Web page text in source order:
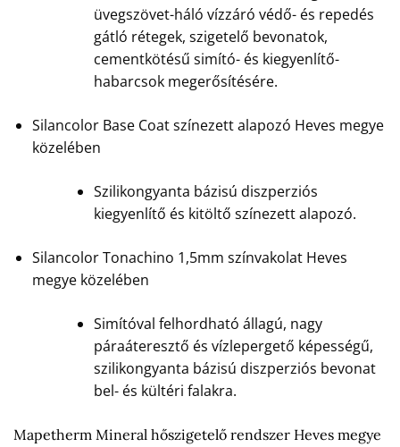
üvegszövet-háló vízzáró védő- és repedés
gátló rétegek, szigetelő bevonatok,
cementkötésű simító- és kiegyenlítő-
habarcsok megerősítésére.
Silancolor Base Coat színezett alapozó Heves megye
közelében
Szilikongyanta bázisú diszperziós
kiegyenlítő és kitöltő színezett alapozó.
Silancolor Tonachino 1,5mm színvakolat Heves
megye közelében
Simítóval felhordható állagú, nagy
páraáteresztő és vízlepergető képességű,
szilikongyanta bázisú diszperziós bevonat
bel- és kültéri falakra.
Mapetherm Mineral hőszigetelő rendszer Heves megye